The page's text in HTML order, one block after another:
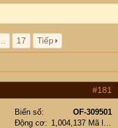
17 Tiếp
#181
Biển số
OF-309501
Động cơ
1,004,137 Mã lực